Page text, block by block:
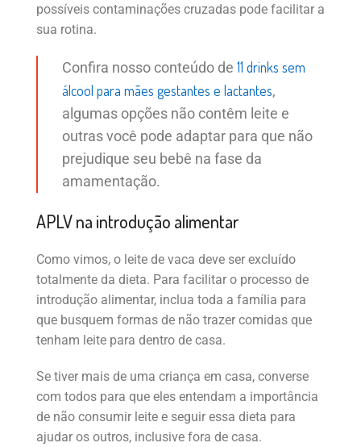
possíveis contaminações cruzadas pode facilitar a
sua rotina.
Confira nosso conteúdo de 11 drinks sem
álcool para mães gestantes e lactantes,
algumas opções não contêm leite e
outras você pode adaptar para que não
prejudique seu bebê na fase da
amamentação.
APLV na introdução alimentar
Como vimos, o leite de vaca deve ser excluído
totalmente da dieta. Para facilitar o processo de
introdução alimentar, inclua toda a família para
que busquem formas de não trazer comidas que
tenham leite para dentro de casa.
Se tiver mais de uma criança em casa, converse
com todos para que eles entendam a importância
de não consumir leite e seguir essa dieta para
ajudar os outros, inclusive fora de casa.